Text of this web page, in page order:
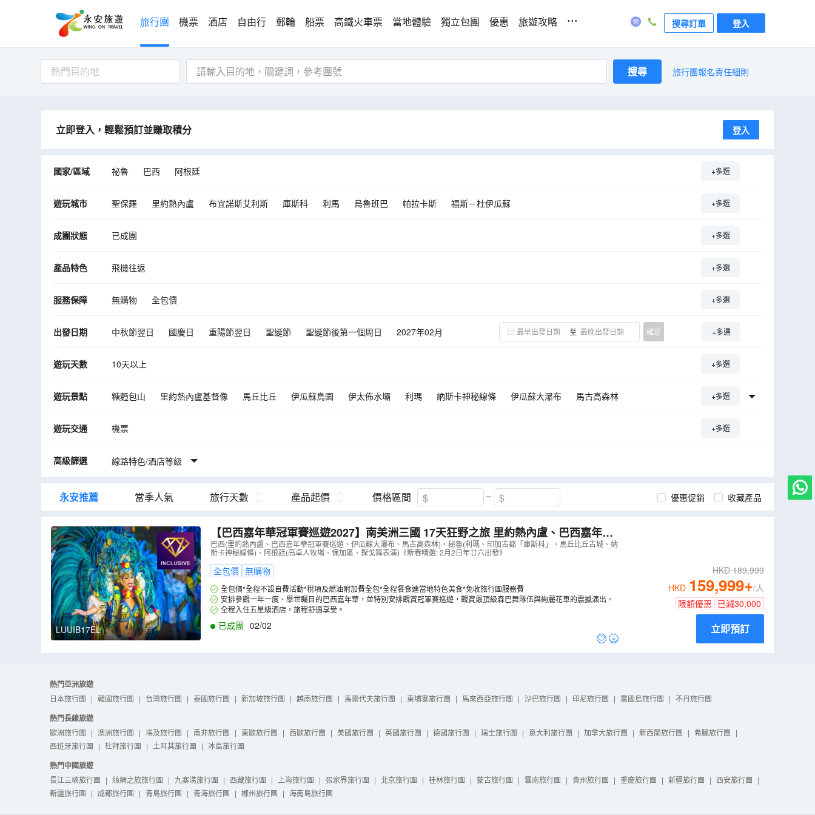
旅行團 機票 酒店 自由行 郵輪 船票 高鐵火車票 當地體驗 獨立包團 優惠 旅遊攻略 ... 搜尋訂單 登入
熱門目的地 搜尋 旅行團報名責任細則
立即登入，輕鬆預訂並賺取積分 登入
國家/區域 祕魯 巴西 阿根廷 +多選
遊玩城市 聖保羅 里約熱內盧 布宜諾斯艾利斯 庫斯科 利馬 烏魯班巴 帕拉卡斯 福斯－杜伊瓜蘇 +多選
成團狀態 已成團 +多選
產品特色 飛機往返 +多選
服務保障 無購物 全包價 +多選
出發日期 中秋節翌日 國慶日 重陽節翌日 聖誕節 聖誕節後第一個周日 2027年02月 至 確定 +多選
遊玩天數 10天以上 +多選
遊玩景點 糖麪包山 里約熱內盧基督像 馬丘比丘 伊瓜蘇鳥園 伊太佈水壩 利瑪 納斯卡神秘線條 伊瓜蘇大瀑布
馬古高森林
+多選
遊玩交通 機票 +多選
高級篩選 線路特色/酒店等級
永安推薦 當季人氣 旅行天數 產品起價 價格區間 優惠促銷 收藏產品
LUUIB17EL
【巴西嘉年華冠軍賽巡遊2027】南美洲三國 17天狂野之旅 里約熱內盧、巴西嘉年華
冠軍賽巡遊、伊瓜蘇大瀑布、馬古高森林、利瑪、印加古都「庫斯科」、馬丘比丘古
城、納斯卡神秘線條、保加區【全包價】（LUUIB17EL）
巴西(里約熱內盧、巴西嘉年華冠軍賽巡遊、伊瓜蘇大瀑布、馬古高森林)、秘魯(利瑪、印加古都「庫斯科」、馬丘比丘古城、納
斯卡神秘線條)、阿根廷(高卓人牧場、保加區、探戈舞表演)《新春精選: 2月2日年廿六出發》
全包價 無購物
全包價*全程不設自費活動*稅項及燃油附加費全包*全程餐食連當地特色美食*免收旅行團服務費
安排參觀一年一度、舉世矚目的巴西嘉年華，並特別安排觀賞冠軍賽巡遊，觀賞最頂級森巴舞隊伍與絢麗花車的震撼演出。
全程入住五星級酒店，旅程舒適享受。
已成團 02/02
HKD189,999
HKD 159,999+/人
限額優惠 已減30,000
立即預訂
熱門亞洲旅遊
日本旅行團 | 韓國旅行團 | 台灣旅行團 | 泰國旅行團 | 新加坡旅行團 | 越南旅行團 | 馬爾代夫旅行團 | 柬埔寨旅行團 | 馬來西亞旅行團 | 沙巴旅行團 | 印尼旅行團 | 富國島旅行團 | 不丹旅行團
熱門長線旅遊
歐洲旅行團 | 澳洲旅行團 | 埃及旅行團 | 南非旅行團 | 東歐旅行團 | 西歐旅行團 | 美國旅行團 | 英國旅行團 | 德國旅行團 | 瑞士旅行團 | 意大利旅行團 | 加拿大旅行團 | 新西蘭旅行團 | 希臘旅行團 |
西班牙旅行團 | 杜拜旅行團 | 土耳其旅行團 | 冰島旅行團
熱門中國旅遊
長江三峽旅行團 | 絲綢之旅旅行團 | 九寨溝旅行團 | 西藏旅行團 | 上海旅行團 | 張家界旅行團 | 北京旅行團 | 桂林旅行團 | 蒙古旅行團 | 雲南旅行團 | 貴州旅行團 | 重慶旅行團 | 新疆旅行團 | 西安旅行團 |
新疆旅行團 | 成都旅行團 | 青島旅行團 | 青海旅行團 | 郴州旅行團 | 海南島旅行團